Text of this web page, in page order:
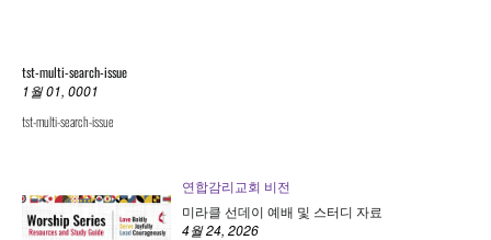
tst-multi-search-issue
1월 01, 0001
tst-multi-search-issue
연합감리교회 비전
미라클 선데이 예배 및 스터디 자료
4월 24, 2026